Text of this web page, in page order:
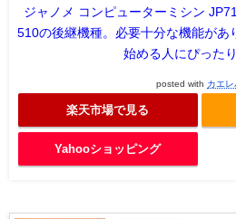
ジャノメ コンピューターミシン
510の後継機種。必要十分な機能があ
始める人にぴったり
posted with カエレ
楽天市場で見る
Yahooショッピング